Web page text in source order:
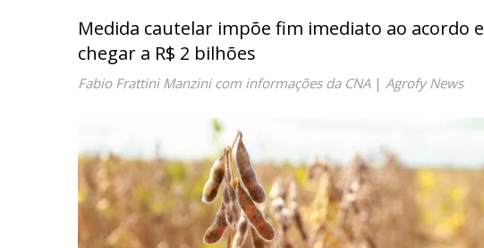
Medida cautelar impõe fim imediato ao acordo
chegar a R$ 2 bilhões
Fabio Frattini Manzini com informações da CNA| Agrofy News